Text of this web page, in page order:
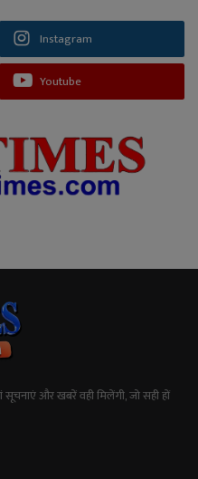
Instagram
Youtube
सूचनाएं और खबरें वही मिलेंगी, जो सही हों